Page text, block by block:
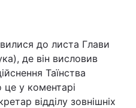
до листа Глави
де він висловив
Таїнства
у коментарі
відділу зовнішніх